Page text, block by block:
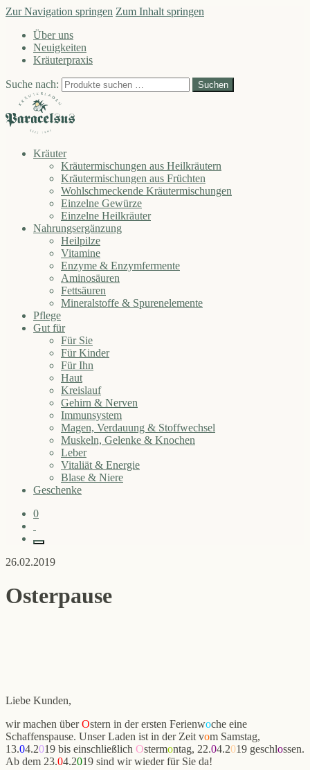
Zur Navigation springen Zum Inhalt springen
Über uns
Neuigkeiten
Kräuterpraxis
Suche nach: Suchen
Kräuter
Kräutermischungen aus Heilkräutern
Kräutermischungen aus Früchten
Wohlschmeckende Kräutermischungen
Einzelne Gewürze
Einzelne Heilkräuter
Nahrungsergänzung
Heilpilze
Vitamine
Enzyme & Enzymfermente
Aminosäuren
Fettsäuren
Mineralstoffe & Spurenelemente
Pflege
Gut für
Für Sie
Für Kinder
Für Ihn
Haut
Kreislauf
Gehirn & Nerven
Immunsystem
Magen, Verdauung & Stoffwechsel
Muskeln, Gelenke & Knochen
Leber
Vitaliät & Energie
Blase & Niere
Geschenke
0
26.02.2019
Osterpause
Liebe Kunden,
wir machen überOstern in der ersten Ferienwoche eine
Schaffenspause. Unser Laden ist in der Zeit vom Samstag,
13.04.2019 bis einschließlich Ostermontag, 22.04.2019 geschlossen.
Ab dem 23.04.2019 sind wir wieder für Sie da!